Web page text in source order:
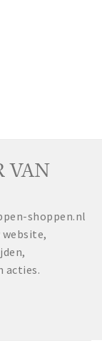
VAN
shoppen.nl
acties.